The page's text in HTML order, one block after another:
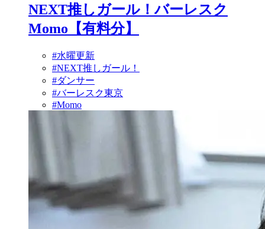
NEXT推しガール！バーレスク
Momo【有料分】
#水曜更新
#NEXT推しガール！
#ダンサー
#バーレスク東京
#Momo